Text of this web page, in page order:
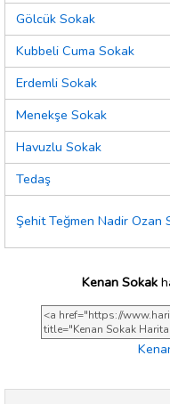
Gölcük Sokak
Kubbeli Cuma Sokak
Erdemli Sokak
Menekşe Sokak
Havuzlu Sokak
Tedaş
Şehit Teğmen Nadir Ozan
Kenan Sokak